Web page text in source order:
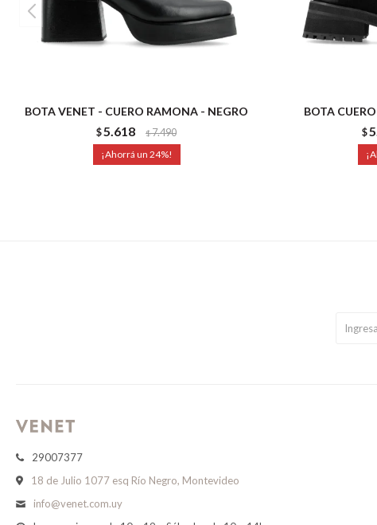
BOTA VENET - CUERO RAMONA - NEGRO
$5.618 $7.490
24
BOTA
$
29007377
18 de Julio 1077 esq Río Negro, Montevideo
info@venet.com.uy